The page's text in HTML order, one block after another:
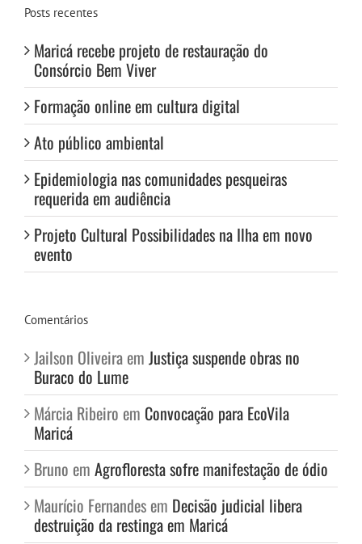
Posts recentes
Maricá recebe projeto de restauração do
Consórcio Bem Viver
Formação online em cultura digital
Ato público ambiental
Epidemiologia nas comunidades pesqueiras
requerida em audiência
Projeto Cultural Possibilidades na Ilha em novo
evento
Comentários
Jailson Oliveira em Justiça suspende obras no
Buraco do Lume
Márcia Ribeiro em Convocação para EcoVila
Maricá
Bruno em Agrofloresta sofre manifestação de ódio
Maurício Fernandes em Decisão judicial libera
destruição da restinga em Maricá